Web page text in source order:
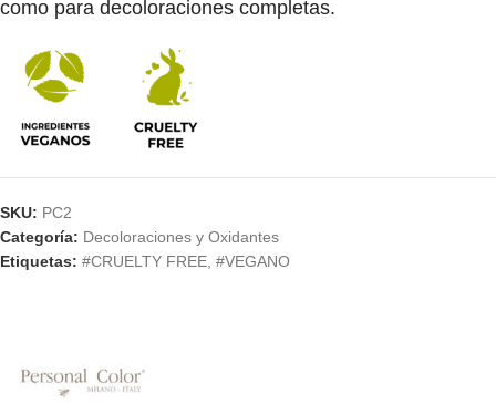
como para decoloraciones completas.
SKU: PC2
Categoría: Decoloraciones y Oxidantes
Etiquetas: #CRUELTY FREE #VEGANO